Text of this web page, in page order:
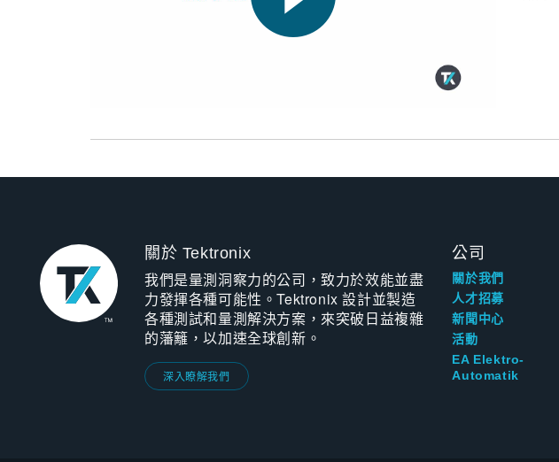
關於 Tektronix
我們是量測洞察力的公司，致力於效能並盡
力發揮各種可能性。Tektronix 設計並製造
各種測試和量測解決方案，來突破日益複雜
的藩籬，以加速全球創新。
深入瞭解我們
公司
關於我們
人才招募
新聞中心
活動
EA Elektro-
Automatik